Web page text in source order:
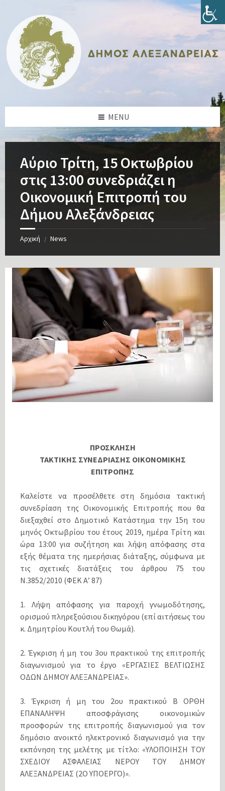
content
sidebar
sidebar
footer
MENU
Αύριο Τρίτη, 15 Οκτωβρίου
στις 13:00 συνεδριάζει η
Οικονομική Επιτροπή του
Δήμου Αλεξάνδρειας
Αρχική / News
ΠΡΟΣΚΛΗΣΗ
ΤΑΚΤΙΚΗΣ ΣΥΝΕΔΡΙΑΣΗΣ ΟΙΚΟΝΟΜΙΚΗΣ
ΕΠΙΤΡΟΠΗΣ
Καλείστε να προσέλθετε στη δημόσια τακτική
συνεδρίαση της Οικονομικής Επιτροπής που θα
διεξαχθεί στο Δημοτικό Κατάστημα την 15η του
μηνός Οκτωβρίου του έτους 2019, ημέρα Τρίτη και
ώρα 13:00 για συζήτηση και λήψη απόφασης στα
εξής θέματα της ημερήσιας διάταξης, σύμφωνα με
τις σχετικές διατάξεις του άρθρου 75 του
Ν.3852/2010 (ΦΕΚ Α’ 87)
1. Λήψη απόφασης για παροχή γνωμοδότησης,
ορισμού πληρεξούσιου δικηγόρου (επί αιτήσεως του
κ. Δημητρίου Κουτλή του Θωμά).
2. Έγκριση ή μη του 3ου πρακτικού της επιτροπής
διαγωνισμού για το έργο «ΕΡΓΑΣΙΕΣ ΒΕΛΤΙΩΣΗΣ
ΟΔΩΝ ΔΗΜΟΥ ΑΛΕΞΑΝΔΡΕΙΑΣ».
3. Έγκριση ή μη του 2ου πρακτικού Β ΟΡΘΗ
ΕΠΑΝΑΛΗΨΗ αποσφράγισης οικονομικών
προσφορών της επιτροπής διαγωνισμού για τον
δημόσιο ανοικτό ηλεκτρονικό διαγωνισμό για την
εκπόνηση της μελέτης με τίτλο: «ΥΛΟΠΟΙΗΣΗ ΤΟΥ
ΣΧΕΔΙΟΥ ΑΣΦΑΛΕΙΑΣ ΝΕΡΟΥ ΤΟΥ ΔΗΜΟΥ
ΑΛΕΞΑΝΔΡΕΙΑΣ (2Ο ΥΠΟΕΡΓΟ)».